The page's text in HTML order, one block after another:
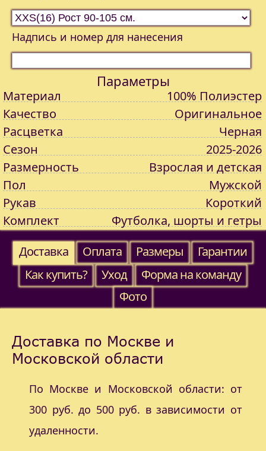
Надпись и номер для нанесения
Параметры
Материал
100% Полиэстер
Качество
Оригинальное
Расцветка
Черная
Сезон
2025-2026
Размерность
Взрослая и детская
Пол
Мужской
Рукав
Короткий
Комплект
Футболка, шорты и гетры
Доставка
Оплата Размеры
Гарантии
Как купить?
Уход
Форма на команду
Фото
Доставка по Москве и
Московской области
По Москве и Московской области: от
300 руб. до 500 руб. в зависимости от
удаленности.